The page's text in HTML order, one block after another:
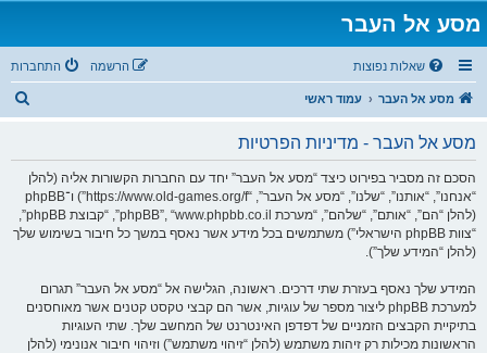
מסע אל העבר
שאלות נפוצות התחברות הרשמה
מסע אל העבר עמוד ראשי
מסע אל העבר - מדיניות הפרטיות
הסכם זה מסביר בפירוט כיצד “מסע אל העבר” יחד עם החברות הקשורות אליה (להלן
“אנחנו”, “אותנו”, “שלנו”, “מסע אל העבר”, “https://www.old-games.org/f”) ו־phpBB
(להלן “הם”, “אותם”, “שלהם”, “מערכת phpBB”, “www.phpbb.co.il”, “קבוצת phpBB”,
“צוות phpBB הישראלי”) משתמשים בכל מידע אשר נאסף במשך כל חיבור בשימוש שלך
(להלן “המידע שלך”).
המידע שלך נאסף בעזרת שתי דרכים. ראשונה, הגלישה אל “מסע אל העבר” תגרום
למערכת phpBB ליצור מספר של עוגיות, אשר הם קבצי טקסט קטנים אשר מאוחסנים
בתיקיית הקבצים הזמניים של דפדפן האינטרנט של המחשב שלך. שתי העוגיות
הראשונות מכילות רק זיהות משתמש (להלן “זיהוי משתמש”) וזיהוי חיבור אנונימי (להלן